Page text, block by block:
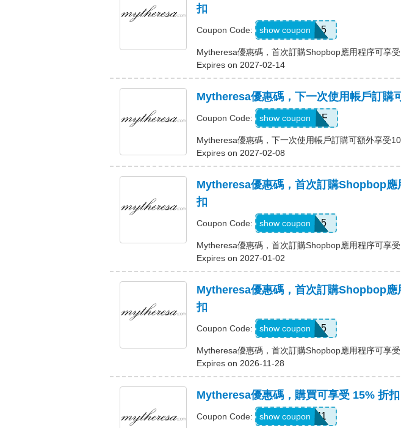
扣
Coupon Code: APP15
show coupon
Mytheresa優惠碼，首次訂購Shopbop應用程序可享
Expires on 2027-02-14
Mytheresa優惠碼，下一次使用帳戶訂購
Coupon Code: ACCOUNTSF
show coupon
Mytheresa優惠碼，下一次使用帳戶訂購可額外享受
Expires on 2027-02-08
Mytheresa優惠碼，首次訂購Shopbop應
扣
Coupon Code: APP15
show coupon
Mytheresa優惠碼，首次訂購Shopbop應用程序可享
Expires on 2027-01-02
Mytheresa優惠碼，首次訂購Shopbop應
扣
Coupon Code: APP15
show coupon
Mytheresa優惠碼，首次訂購Shopbop應用程序可享
Expires on 2026-11-28
Mytheresa優惠碼，購買可享受 15% 折扣
Coupon Code: FORYOU1
show coupon